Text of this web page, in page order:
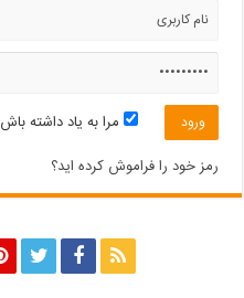
مرا به یاد داشته باش
رمز خود را فراموش کرده اید؟